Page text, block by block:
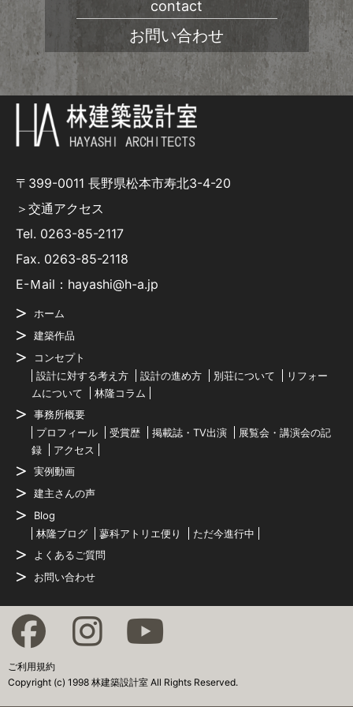
contact
お問い合わせ
〒399-0011 長野県松本市寿北3-4-20
＞交通アクセス
Tel. 0263-85-2117
Fax. 0263-85-2118
E-Ｍail：hayashi@h-a.jp
ホーム
建築作品
コンセプト
設計に対する考え方
設計の進め方 別荘について
リフォー
ムについて
林隆コラム
事務所概要
プロフィール
受賞歴 掲載誌・TV出演
展覧会・講演会の記
録
アクセス
実例動画
建主さんの声
Blog
林隆ブログ
蓼科アトリエ便り
ただ今進行中
よくあるご質問
お問い合わせ
ご利用規約
Copyright (c) 1998 林建築設計室 All Rights Reserved.